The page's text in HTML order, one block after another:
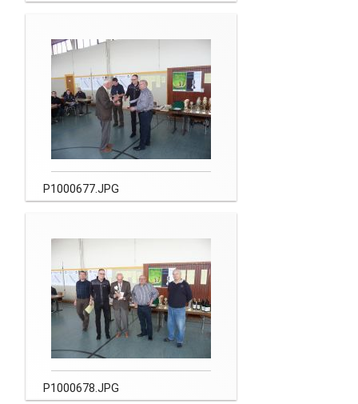
P1000677.JPG
P1000678.JPG